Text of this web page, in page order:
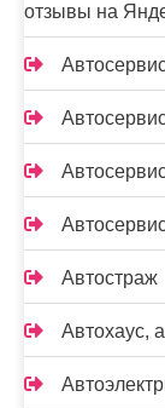
отзывы на
Автостраж
Автохаус,